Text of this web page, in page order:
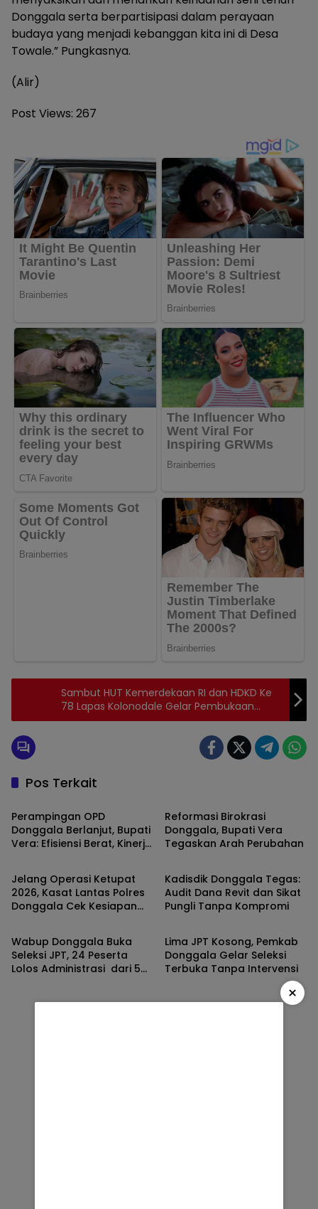
Donggala serta berpartisipasi dalam perayaan
budaya yang menjadi kebanggan kita ini di Desa
Towale.” Pungkasnya.
(Alir)
Post Views: 267
Sambut HUT Kemerdekaan RI dan HDKD Ke
78 Lapas Kolonodale Gelar Pembukaan
Pekan Olahraga Bagi Warga Binaan dan
Pos Terkait
Donggala
Perampingan OPD
Donggala Berlanjut, Bupati
Vera: Efisiensi Berat, Kinerja
Reformasi Birokrasi
Donggala, Bupati Vera
Tegaskan Arah Perubahan
Donggala
Jelang Operasi Ketupat
2026, Kasat Lantas Polres
Donggala Cek Kesiapan
Donggala
Kadisdik Donggala Tegas:
Audit Dana Revit dan Sikat
Pungli Tanpa Kompromi
Donggala
Wabup Donggala Buka
Seleksi JPT, 24 Peserta
Lolos Administrasi dari 5
Donggala
Lima JPT Kosong, Pemkab
Donggala Gelar Seleksi
Terbuka Tanpa Intervensi
×